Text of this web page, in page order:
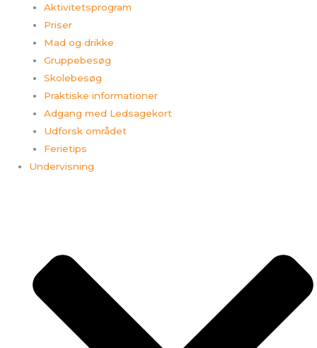
Aktivitetsprogram
Priser
Mad og drikke
Gruppebesøg
Skolebesøg
Praktiske informationer
Adgang med Ledsagekort
Udforsk området
Ferietips​
Undervisning